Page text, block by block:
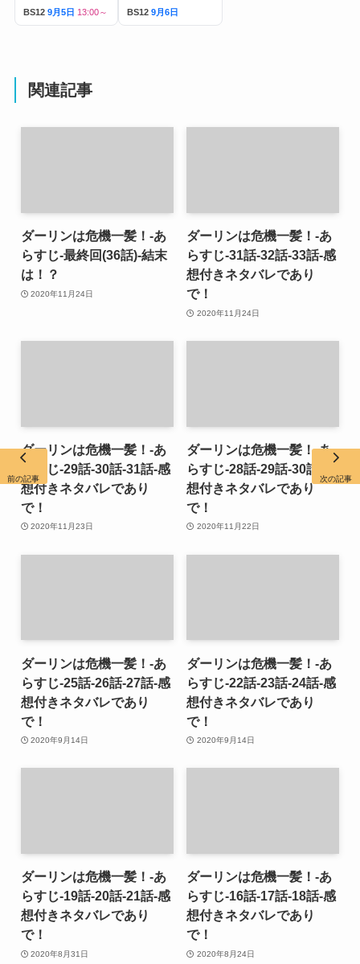
BS12 9月5日 13:00～ BS12 9月6日
関連記事
ダーリンは危機一髪！-あ
らすじ-最終回(36話)-結末
は！？
2020年11月24日
ダーリンは危機一髪！-あ
らすじ-31話-32話-33話-感
想付きネタバレであり
で！
2020年11月24日
ダーリンは危機一髪！-あ
らすじ-29話-30話-31話-感
想付きネタバレであり
で！
2020年11月23日
ダーリンは危機一髪！-あ
らすじ-28話-29話-30話-感
想付きネタバレであり
で！
2020年11月22日
ダーリンは危機一髪！-あ
らすじ-25話-26話-27話-感
想付きネタバレであり
で！
2020年9月14日
ダーリンは危機一髪！-あ
らすじ-22話-23話-24話-感
想付きネタバレであり
で！
2020年9月14日
ダーリンは危機一髪！-あ
らすじ-19話-20話-21話-感
想付きネタバレであり
で！
2020年8月31日
ダーリンは危機一髪！-あ
らすじ-16話-17話-18話-感
想付きネタバレであり
で！
2020年8月24日
前の記事 次の記事